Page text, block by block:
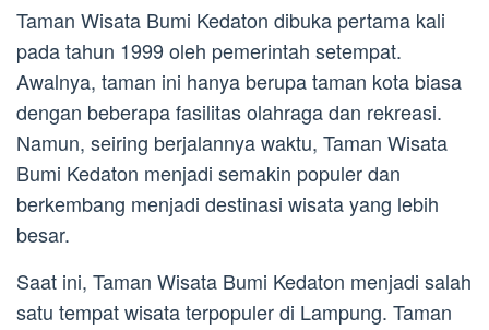
Taman Wisata Bumi Kedaton dibuka pertama kali
pada tahun 1999 oleh pemerintah setempat.
Awalnya, taman ini hanya berupa taman kota biasa
dengan beberapa fasilitas olahraga dan rekreasi.
Namun, seiring berjalannya waktu, Taman Wisata
Bumi Kedaton menjadi semakin populer dan
berkembang menjadi destinasi wisata yang lebih
besar.
Saat ini, Taman Wisata Bumi Kedaton menjadi salah
satu tempat wisata terpopuler di Lampung. Taman